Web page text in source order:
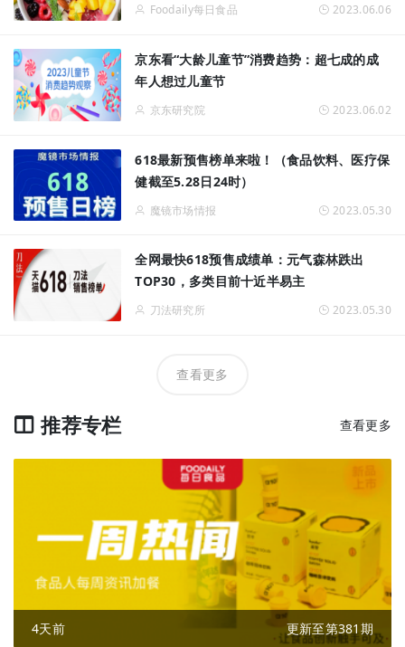
Foodaily每日食品 2023.06.06
京东看“大龄儿童节”消费趋势：超七成的成
年人想过儿童节
京东研究院 2023.06.02
618最新预售榜单来啦！（食品饮料、医疗保
健截至5.28日24时）
魔镜市场情报 2023.05.30
全网最快618预售成绩单：元气森林跌出
TOP30，多类目前十近半易主
刀法研究所 2023.05.30
查看更多
推荐专栏 查看更多
4天前 更新至第381期